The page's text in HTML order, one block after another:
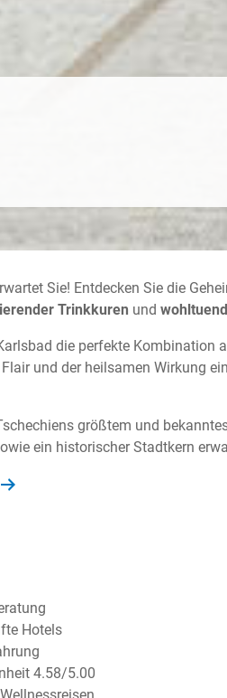
Sie! Entdecken Sie die
Trinkkuren und
die perfekte Kombination
und der heilsamen Wirkung
größtem und
ein historischer Stadtkern
Hotels
4.58/5.00